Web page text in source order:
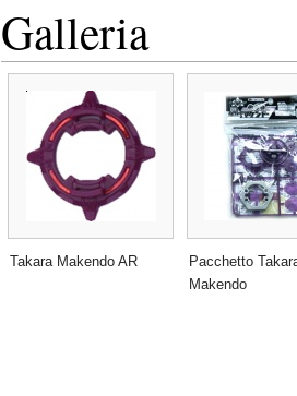
Galleria
Takara Makendo AR
Pacchetto
Makendo